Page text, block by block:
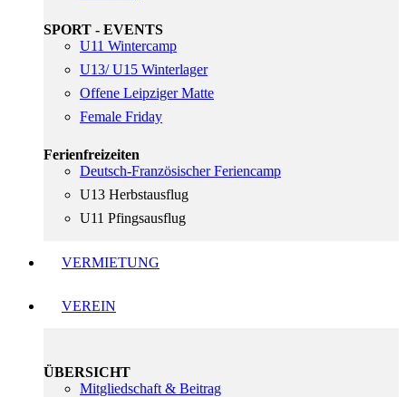
SPORT - EVENTS
U11 Wintercamp
U13/ U15 Winterlager
Offene Leipziger Matte
Female Friday
Ferienfreizeiten
Deutsch-Französischer Feriencamp
U13 Herbstausflug
U11 Pfingsausflug
VERMIETUNG
VEREIN
ÜBERSICHT
Mitgliedschaft & Beitrag